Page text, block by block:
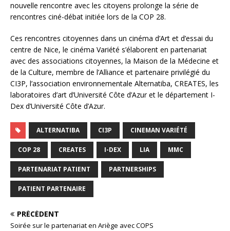
nouvelle rencontre avec les citoyens prolonge la série de
rencontres ciné-débat initiée lors de la COP 28.
Ces rencontres citoyennes dans un cinéma d’Art et d’essai du
centre de Nice, le cinéma Variété s’élaborent en partenariat
avec des associations citoyennes, la Maison de la Médecine et
de la Culture, membre de l’Alliance et partenaire privilégié du
CI3P, l’association environnementale Alternatiba, CREATES, les
laboratoires d’art d’Université Côte d’Azur et le département I-
Dex d’Université Côte d’Azur.
ALTERNATIBA CI3P CINEMAN VARIÉTÉ
COP 28 CREATES I-DEX LIA MMC
PARTENARIAT PATIENT PARTNERSHIPS
PATIENT PARTENAIRE
PRÉCÉDENT
Soirée sur le partenariat en Ariège avec COPS